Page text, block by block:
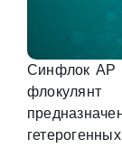
Синфлок AP